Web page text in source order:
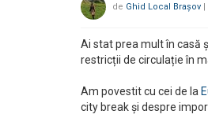
de Ghid Local Brașov |
Ai stat prea mult în casă
restricții de circulație în
Am povestit cu cei de la
city break și despre